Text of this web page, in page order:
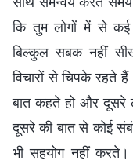
कि तुम लोगों में से
बिल्कुल सबक नहीं
विचारों से चिपके रहते
बात कहते हो और दूसरे
दूसरे की बात से कोई
भी सहयोग नहीं